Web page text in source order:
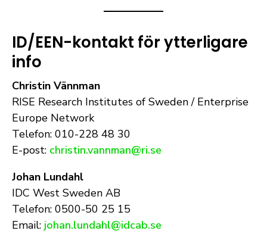
ID/EEN-kontakt för ytterligare
info
Christin Vännman
RISE Research Institutes of Sweden / Enterprise
Europe Network
Telefon: 010-228 48 30
E-post: christin.vannman@ri.se
Johan Lundahl
IDC West Sweden AB
Telefon: 0500-50 25 15
Email: johan.lundahl@idcab.se